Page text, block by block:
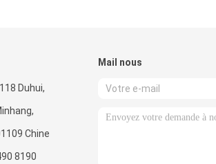
Duhui,
Chine
8190
Mail nous